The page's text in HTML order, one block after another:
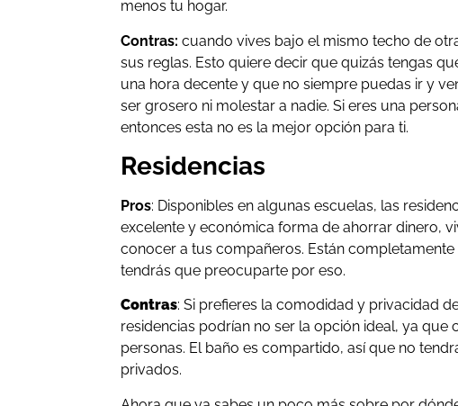
menos tu hogar.
Contras: cuando vives bajo el mismo techo de
sus reglas. Esto quiere decir que quizás tengas
una hora decente y que no siempre puedas ir y
ser grosero ni molestar a nadie. Si eres una
entonces esta no es la mejor opción para ti.
Residencias
Pros: Disponibles en algunas escuelas, las
excelente y económica forma de ahorrar dinero,
conocer a tus compañeros. Están
tendrás que preocuparte por eso.
Contras: Si prefieres la comodidad y privacidad
residencias podrían no ser la opción ideal, ya que
personas. El baño es compartido, así que no
privados.